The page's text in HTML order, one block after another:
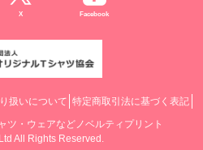
X Facebook
扱いについて 特定商取引法に基づく表記
ツ・ウェアなどノベルティプリント
All Rights Reserved.